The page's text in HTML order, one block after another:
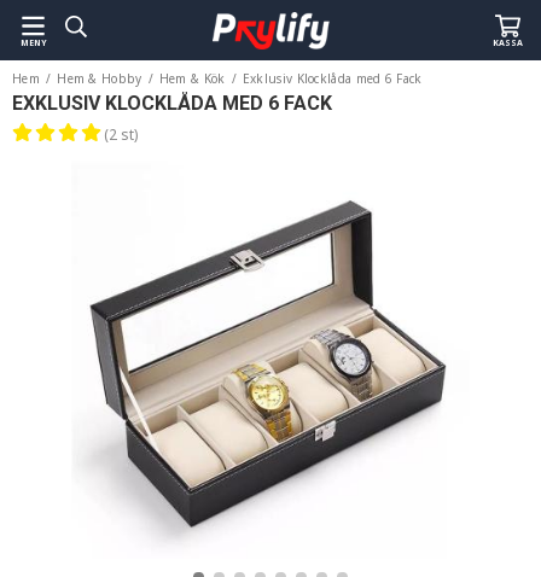
MENY KASSA
Hem / Hem & Hobby / Hem & Kök / Exklusiv Klocklåda med 6 Fack
EXKLUSIV KLOCKLÅDA MED 6 FACK
(2 st)